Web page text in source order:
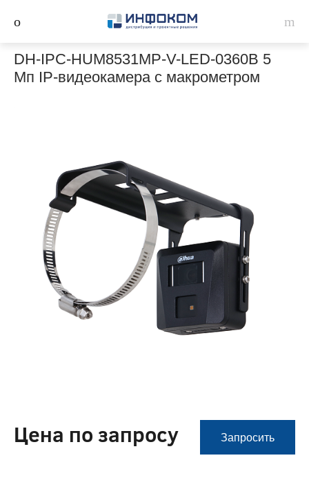
DH-IPC-HUM8531MP-V-LED-0360B 5
Мп IP-видеокамера с макрометром
Цена по запросу Запросить